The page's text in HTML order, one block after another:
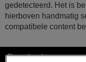
gedetecteerd. Het is
hierboven handmatig
compatibele content
Downloads